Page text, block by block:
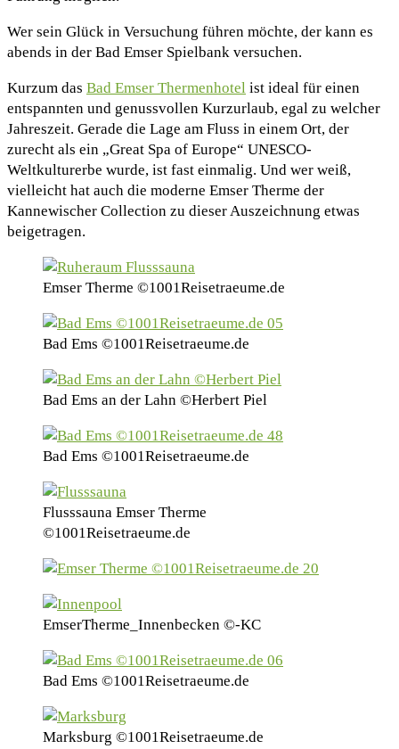
Wer sein Glück in Versuchung führen möchte, der kann es
abends in der Bad Emser Spielbank versuchen.
Kurzum das Bad Emser Thermenhotel ist ideal für einen
entspannten und genussvollen Kurzurlaub, egal zu welcher
Jahreszeit. Gerade die Lage am Fluss in einem Ort, der
zurecht als ein „Great Spa of Europe“ UNESCO-
Weltkulturerbe wurde, ist fast einmalig. Und wer weiß,
vielleicht hat auch die moderne Emser Therme der
Kannewischer Collection zu dieser Auszeichnung etwas
beigetragen.
Emser Therme ©1001Reisetraeume.de
Bad Ems ©1001Reisetraeume.de
Bad Ems an der Lahn ©Herbert Piel
Bad Ems ©1001Reisetraeume.de
Flusssauna Emser Therme
©1001Reisetraeume.de
EmserTherme_Innenbecken ©-KC
Bad Ems ©1001Reisetraeume.de
Marksburg ©1001Reisetraeume.de